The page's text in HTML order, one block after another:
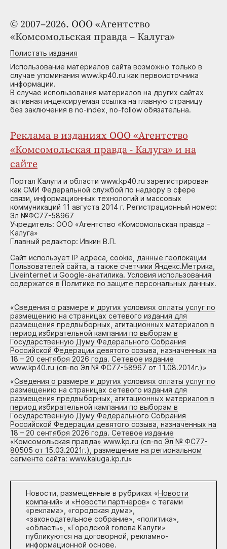
© 2007–2026. ООО «Агентство
«Комсомольская правда – Калуга»
Полистать издания
Использование материалов сайта возможно только в
случае упоминания www.kp40.ru как первоисточника
информации.
В случае использования материалов на других сайтах
активная индексируемая ссылка на главную страницу
без заключения в no-index, no-follow обязательна.
Реклама в изданиях ООО «Агентство
«Комсомольская правда - Калуга» и на
сайте
Портал Калуги и области www.kp40.ru зарегистрирован
как СМИ Федеральной службой по надзору в сфере
связи, информационных технологий и массовых
коммуникаций 11 августа 2014 г. Регистрационный номер:
Эл №ФС77-58967
Учредитель: ООО «Агентство «Комсомольская правда –
Калуга»
Главный редактор: Ивкин В.П.
Сайт использует IP адреса, cookie, данные геолокации
Пользователей сайта, а также счетчики Яндекс.Метрика,
Liveinternet и Google-анатилика. Условия использования
содержатся в Политике по защите персональных данных.
«Сведения о размере и других условиях оплаты услуг по
размещению на страницах сетевого издания для
размещения предвыборных, агитационных материалов в
период избирательной кампании по выборам в
Государственную Думу Федерального Собрания
Российской Федерации девятого созыва, назначенных на
18 – 20 сентября 2026 года. Сетевое издание
www.kp40.ru (св-во Эл № ФС77-58967 от 11.08.2014г.)»
«Сведения о размере и других условиях оплаты услуг по
размещению на страницах сетевого издания для
размещения предвыборных, агитационных материалов в
период избирательной кампании по выборам в
Государственную Думу Федерального Собрания
Российской Федерации девятого созыва, назначенных на
18 – 20 сентября 2026 года. Сетевое издание
«Комсомольская правда» www.kp.ru (св-во Эл № ФС77-
80505 от 15.03.2021г.), размещение на региональном
сегменте сайта: www.kaluga.kp.ru»
Новости, размещенные в рубриках «Новости
компаний» и «Новости партнеров» с тегами
«реклама», «городская дума»,
«законодательное собрание», «политика»,
«область», «Городской голова Калуги»
публикуются на договорной, рекламно-
информационной основе.